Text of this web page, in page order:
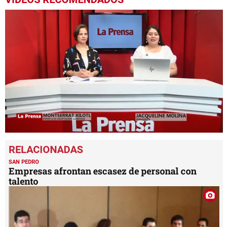
seconds
of
21
minutes,
23
seconds
SAN PEDRO
Empresas afrontan escasez de personal con
talento